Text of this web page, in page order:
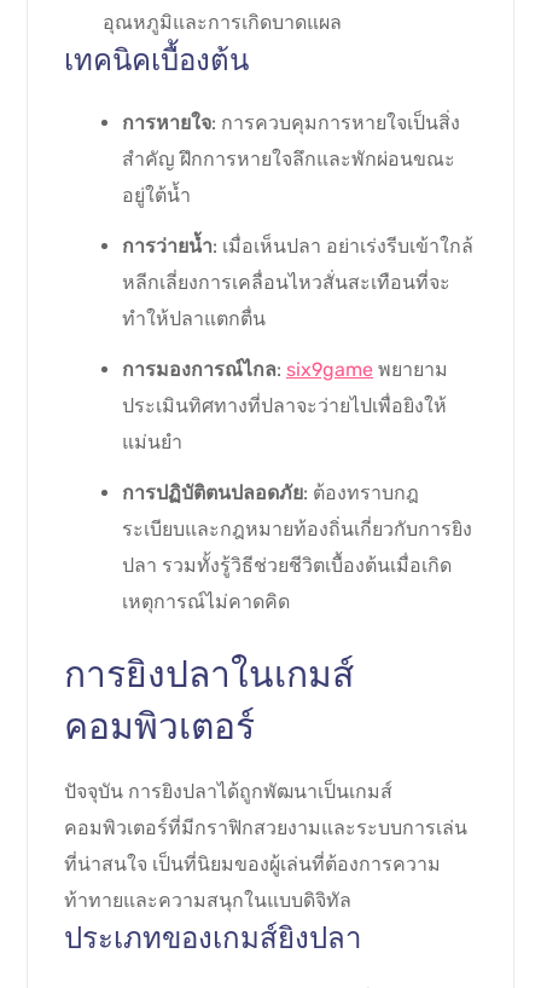
อุณหภูมิและการเกิดบาดแผล
เทคนิคเบื้องต้น
การหายใจ: การควบคุมการหายใจเป็นสิ่ง
สำคัญ ฝึกการหายใจลึกและพักผ่อนขณะ
อยู่ใต้น้ำ
การว่ายน้ำ: เมื่อเห็นปลา อย่าเร่งรีบเข้าใกล้
หลีกเลี่ยงการเคลื่อนไหวสั่นสะเทือนที่จะ
ทำให้ปลาแตกตื่น
การมองการณ์ไกล: six9game พยายาม
ประเมินทิศทางที่ปลาจะว่ายไปเพื่อยิงให้
แม่นยำ
การปฏิบัติตนปลอดภัย: ต้องทราบกฎ
ระเบียบและกฎหมายท้องถิ่นเกี่ยวกับการยิง
ปลา รวมทั้งรู้วิธีช่วยชีวิตเบื้องต้นเมื่อเกิด
เหตุการณ์ไม่คาดคิด
การยิงปลาในเกมส์
คอมพิวเตอร์
ปัจจุบัน การยิงปลาได้ถูกพัฒนาเป็นเกมส์
คอมพิวเตอร์ที่มีกราฟิกสวยงามและระบบการเล่น
ที่น่าสนใจ เป็นที่นิยมของผู้เล่นที่ต้องการความ
ท้าทายและความสนุกในแบบดิจิทัล
ประเภทของเกมส์ยิงปลา